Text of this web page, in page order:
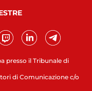
presso il Tribunale di
di Comunicazione c/o